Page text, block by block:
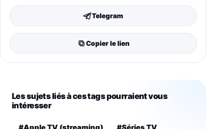
Telegram
Copier le lien
Les sujets liés à ces tags pourraient vous
intéresser